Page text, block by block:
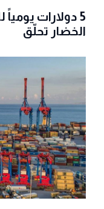
5 دولارات
الخضار تحلّق